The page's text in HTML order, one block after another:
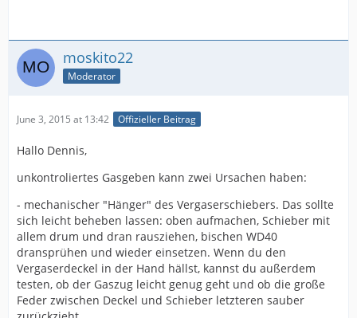
moskito22
Moderator
June 3, 2015 at 13:42 Offizieller Beitrag
Hallo Dennis,
unkontroliertes Gasgeben kann zwei Ursachen haben:
- mechanischer "Hänger" des Vergaserschiebers. Das sollte
sich leicht beheben lassen: oben aufmachen, Schieber mit
allem drum und dran rausziehen, bischen WD40
dransprühen und wieder einsetzen. Wenn du den
Vergaserdeckel in der Hand hällst, kannst du außerdem
testen, ob der Gaszug leicht genug geht und ob die große
Feder zwischen Deckel und Schieber letzteren sauber